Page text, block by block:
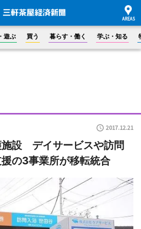
遊ぶ 買う 暮らす・働く 学ぶ・知る
2017.12.21
施設 デイサービスや訪問
の3事業所が移転統合